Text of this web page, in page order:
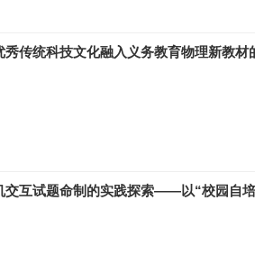
秀传统科技文化融入义务教育物理新教材
交互试题命制的实践探索——以“校园自